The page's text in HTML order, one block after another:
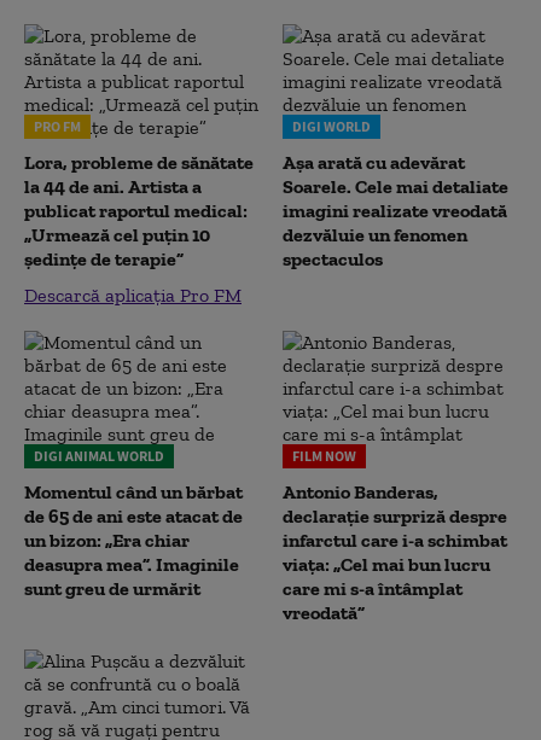
PRO FM
Lora, probleme de sănătate
la 44 de ani. Artista a
publicat raportul medical:
„Urmează cel puțin 10
ședințe de terapie”
Descarcă aplicația Pro FM
DIGI WORLD
Așa arată cu adevărat
Soarele. Cele mai detaliate
imagini realizate vreodată
dezvăluie un fenomen
spectaculos
DIGI ANIMAL WORLD
Momentul când un bărbat
de 65 de ani este atacat de
un bizon: „Era chiar
deasupra mea”. Imaginile
sunt greu de urmărit
FILM NOW
Antonio Banderas,
declarație surpriză despre
infarctul care i-a schimbat
viața: „Cel mai bun lucru
care mi s-a întâmplat
vreodată”